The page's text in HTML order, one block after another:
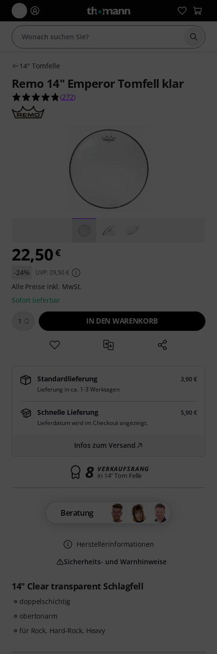
Suche
14" Tomfelle
Remo 14" Emperor Tomfell klar
4.8 von 5 Sternen aus 272 Kundenbewertungen
(272)
14" Clear transparent Schlagfell
doppelschichtig
obertonarm
für Rock, Hard-Rock, Heavy
22,50€
-24% UVP: 29,50 €
Alle Preise inkl. MwSt.
Sofort lieferbar
1 IN DEN WARENKORB
Standardlieferung
3,90 €
Lieferung in ca. 1-3 Werktagen
Schnelle Lieferung
5,90 €
Lieferdatum wird im Checkout angezeigt.
Infos zum Versand
8 VERKAUFSRANG
in 14" Tom Felle
Beratung
Herstellerinformationen
Sicherheits- und Warnhinweise